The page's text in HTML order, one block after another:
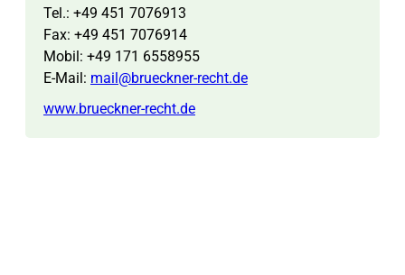
Tel.: +49 451 7076913
Fax: +49 451 7076914
Mobil: +49 171 6558955
E-Mail: mail@brueckner-recht.de
www.brueckner-recht.de